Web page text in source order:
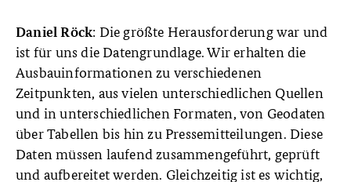
Daniel Röck: Die größte Herausforderung war und
ist für uns die Datengrundlage. Wir erhalten die
Ausbauinformationen zu verschiedenen
Zeitpunkten, aus vielen unterschiedlichen Quellen
und in unterschiedlichen Formaten, von Geodaten
über Tabellen bis hin zu Pressemitteilungen. Diese
Daten müssen laufend zusammengeführt, geprüft
und aufbereitet werden. Gleichzeitig ist es wichtig,